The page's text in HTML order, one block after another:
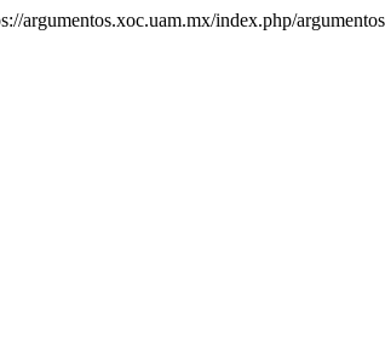
argumentos.xoc.uam.mx/index.php/